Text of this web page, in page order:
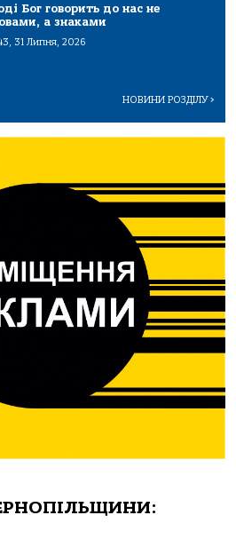
Бог говорить до нас не
а знаками
31 Липня, 2026
НОВИНИ РОЗДІЛУ>